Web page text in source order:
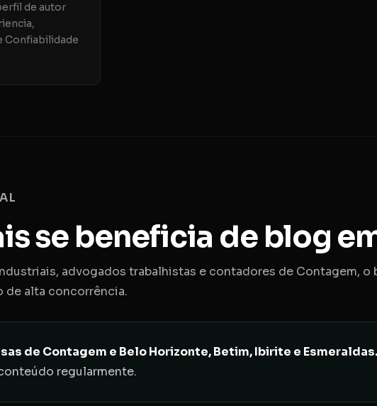
de autor
Confiabilidade
se beneficia de blog
advogados trabalhistas e contadores de Contagem, o
de alta concorrência.
de Contagem e Belo Horizonte, Betim, Ibirite e Esmeraldas.
regularmente.